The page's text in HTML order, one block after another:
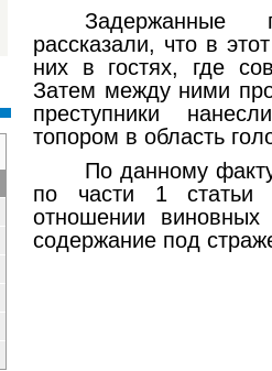
Задержанные
рассказали, что в
них в гостях, где
Затем между ними
преступники
топором в область
По данному
по части 1
отношении
содержание под